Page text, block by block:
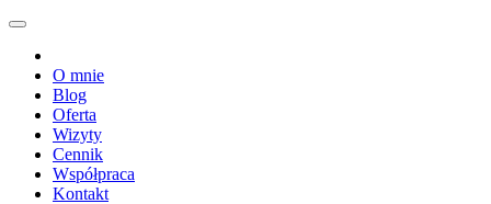
O mnie
Blog
Oferta
Wizyty
Cennik
Współpraca
Kontakt